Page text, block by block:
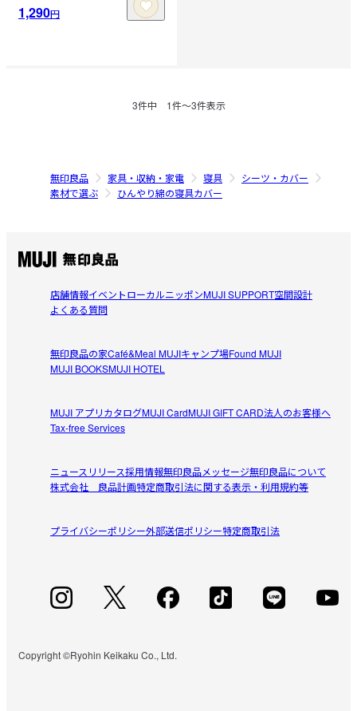
1,290円
3件中 1件〜3件表示
無印良品 家具・収納・家電 寝具
シーツ・カバー
素材で選ぶ
ひんやり綿の寝具カバー
店舗情報イベントローカルニッポンMUJI SUPPORT空間設計
よくある質問
無印良品の家Café&Meal MUJIキャンプ場Found MUJI
MUJI BOOKSMUJI HOTEL
MUJI アプリカタログMUJI CardMUJI GIFT CARD法人のお客様へ
Tax-free Services
ニュースリリース採用情報無印良品メッセージ無印良品について
株式会社 良品計画特定商取引法に関する表示・利用規約等
プライバシーポリシー外部送信ポリシー特定商取引法
Copyright ©Ryohin Keikaku Co., Ltd.